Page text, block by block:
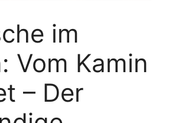
im
Vom Kamin
– Der